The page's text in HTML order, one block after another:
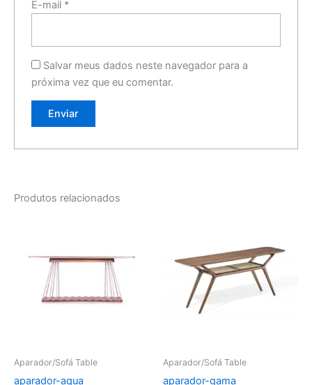
E-mail *
Salvar meus dados neste navegador para a
próxima vez que eu comentar.
Produtos relacionados
Aparador/Sofá Table
aparador-aqua
Aparador/Sofá Table
aparador-gama